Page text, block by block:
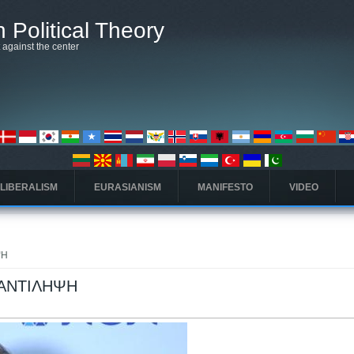
Political Theory
the center
EURASIANISM MANIFESTO VIDEO